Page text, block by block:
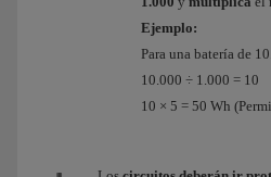
Ejemplo:
Para una batería de
10.000 ÷ 1.000 = 10
10 × 5 = 50 Wh